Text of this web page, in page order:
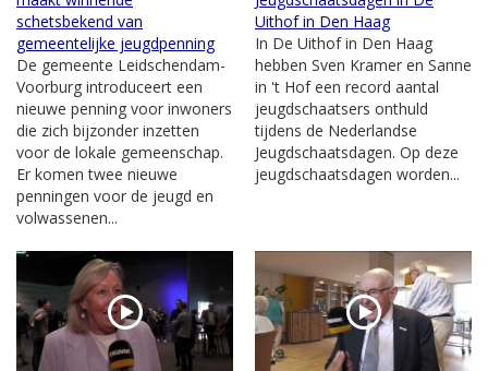
schetsbekend van
gemeentelijke jeugdpenning
De gemeente Leidschendam-
Voorburg introduceert een
nieuwe penning voor inwoners
die zich bijzonder inzetten
voor de lokale gemeenschap.
Er komen twee nieuwe
penningen voor de jeugd en
volwassenen...
Uithof in Den Haag
In De Uithof in Den Haag
hebben Sven Kramer en Sanne
in 't Hof een record aantal
jeugdschaatsers onthuld
tijdens de Nederlandse
Jeugdschaatsdagen. Op deze
jeugdschaatsdagen worden...